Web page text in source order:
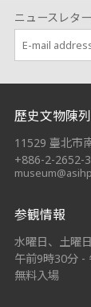
ニュースレタ
:::
歷史文物陳
11529 臺北市
+886-2-2652-
参観情報
水曜日、土曜
午前9時30分 -
無料入場